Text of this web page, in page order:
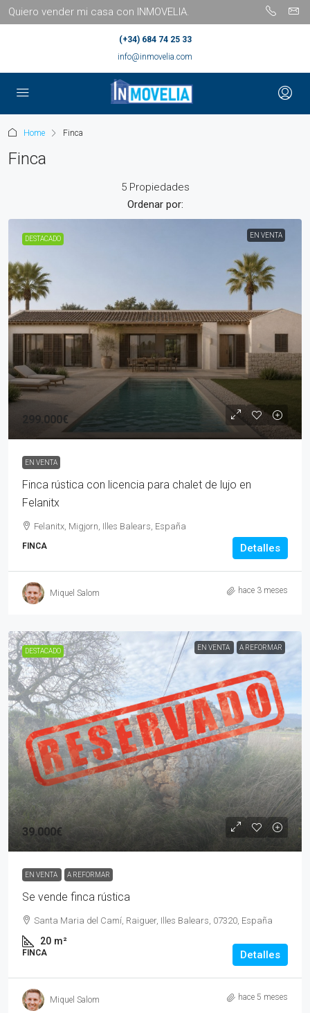
Quiero vender mi casa con INMOVELIA.
(+34) 684 74 25 33
info@inmovelia.com
Home Finca
Finca
5 Propiedades
Ordenar por:
DESTACADO EN VENTA
299.000€
EN VENTA
Finca rústica con licencia para chalet de lujo en
Felanitx
Felanitx, Migjorn, Illes Balears, España
FINCA Detalles
Miquel Salom hace 3 meses
DESTACADO EN VENTA A REFORMAR
39.000€
EN VENTA A REFORMAR
Se vende finca rústica
Santa Maria del Camí, Raiguer, Illes Balears, 07320, España
20 m²
FINCA Detalles
Miquel Salom hace 5 meses